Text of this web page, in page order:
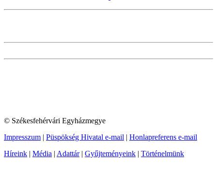
© Székesfehérvári Egyházmegye
Impresszum | Püspökség Hivatal e-mail | Honlapreferens e-mail
Híreink | Média | Adattár| Gyűjteményeink | Történelmünk